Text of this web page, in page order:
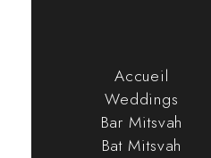
Accueil
Weddings
Bar Mitsvah
Bat Mitsvah